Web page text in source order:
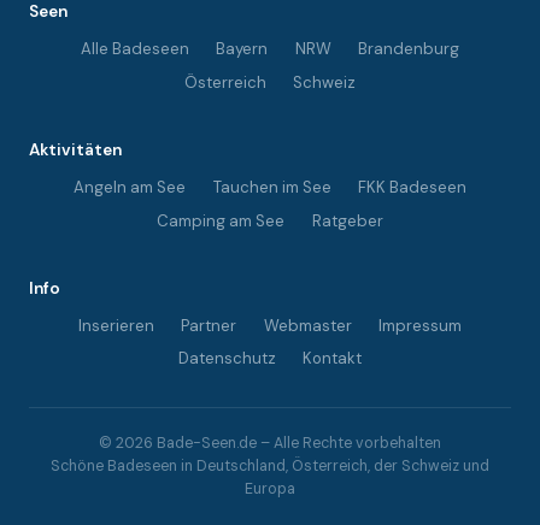
Seen
Alle Badeseen
Bayern NRW
Brandenburg
Österreich
Schweiz
Aktivitäten
Angeln am See
Tauchen im See
FKK Badeseen
Camping am See
Ratgeber
Info
Inserieren
Partner Webmaster
Impressum
Datenschutz
Kontakt
© 2026 Bade-Seen.de – Alle Rechte vorbehalten
Schöne Badeseen in Deutschland, Österreich, der Schweiz und
Europa